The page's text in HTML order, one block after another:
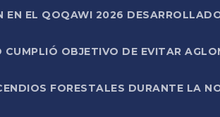
EN EL QOQAWI 2026
OBJETIVO DE EVITAR
FORESTALES DURANTE LA